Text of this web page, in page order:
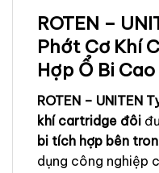
ROTEN –
Phớt Cơ Khí
Hợp Ổ Bi
ROTEN – UNITEN
khí cartridge đôi
bi tích hợp bên
dụng công nghiệp